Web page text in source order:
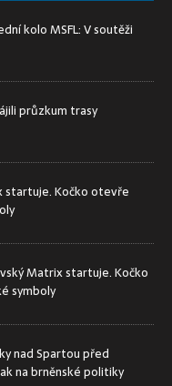
kolo MSFL: V soutěži
průzkum trasy
startuje. Kočko otevře
Matrix startuje. Kočko
symboly
nad Spartou před
na brněnské politiky